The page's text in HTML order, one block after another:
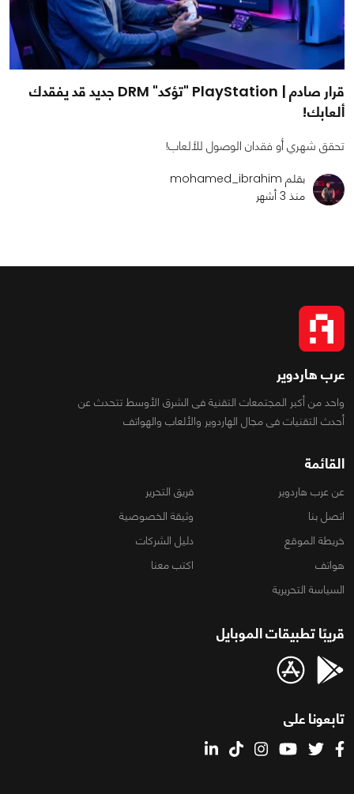
قرار صادم | PlayStation "تؤكد" DRM جديد قد يفقدك
ألعابك!
تحقق شهري أو فقدان الوصول للألعاب!
بقلم mohamed_ibrahim
منذ 3 أشهر
عرب هاردوير
واحد من أكبر المجتمعات التقنية فى الشرق الأوسط تتحدث عن
أحدث التقنيات فى مجال الهاردوير والألعاب والهواتف
القائمة
عن عرب هاردوير
فريق التحرير
اتصل بنا
وثيقة الخصوصية
خريطة الموقع
دليل الشركات
هواتف
اكتب معنا
السياسة التحريرية
قريبًا تطبيقات الموبايل
تابعونا على